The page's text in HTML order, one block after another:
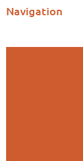
Navigation